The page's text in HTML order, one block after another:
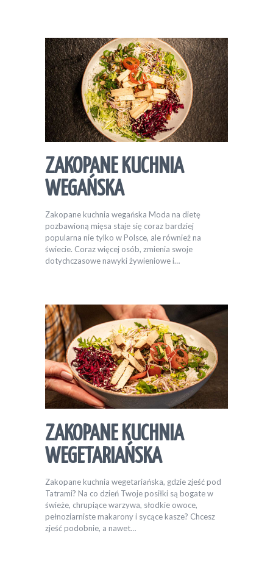
ZAKOPANE KUCHNIA
WEGAŃSKA
Zakopane kuchnia wegańska Moda na dietę
pozbawioną mięsa staje się coraz bardziej
popularna nie tylko w Polsce, ale również na
świecie. Coraz więcej osób, zmienia swoje
dotychczasowe nawyki żywieniowe i…
ZAKOPANE KUCHNIA
WEGETARIAŃSKA
Zakopane kuchnia wegetariańska, gdzie zjeść pod
Tatrami? Na co dzień Twoje posiłki są bogate w
świeże, chrupiące warzywa, słodkie owoce,
pełnoziarniste makarony i sycące kasze? Chcesz
zjeść podobnie, a nawet…